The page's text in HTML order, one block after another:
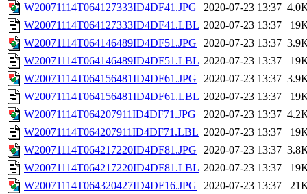
W20071114T064127333ID4DF41.JPG
2020-07-23 13:37
W20071114T064127333ID4DF41.LBL 2020-07-23 13:37
W20071114T064146489ID4DF51.JPG
2020-07-23 13:37
W20071114T064146489ID4DF51.LBL 2020-07-23 13:37
W20071114T064156481ID4DF61.JPG
2020-07-23 13:37
W20071114T064156481ID4DF61.LBL 2020-07-23 13:37
W20071114T064207911ID4DF71.JPG
2020-07-23 13:37
W20071114T064207911ID4DF71.LBL 2020-07-23 13:37
W20071114T064217220ID4DF81.JPG
2020-07-23 13:37
W20071114T064217220ID4DF81.LBL 2020-07-23 13:37
W20071114T064320427ID4DF16.JPG
2020-07-23 13:37